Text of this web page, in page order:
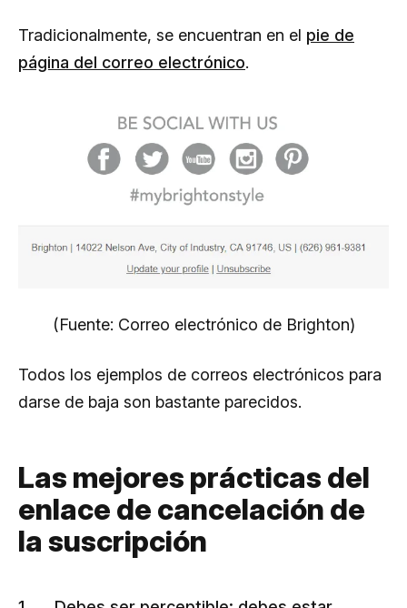
Tradicionalmente, se encuentran en el pie de
página del correo electrónico.
(Fuente: Correo electrónico de Brighton)
Todos los ejemplos de correos electrónicos para
darse de baja son bastante parecidos.
Las mejores prácticas del
enlace de cancelación de
la suscripción